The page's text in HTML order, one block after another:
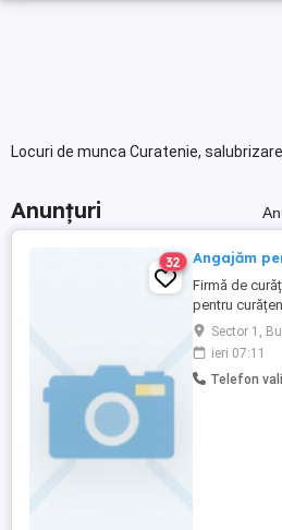
Locuri de munca Curatenie,
Anunțuri
32 Angajăm
Firmă de
pentru
Programul
la telefon .
Sector 1,
ieri 07:11
Telefon